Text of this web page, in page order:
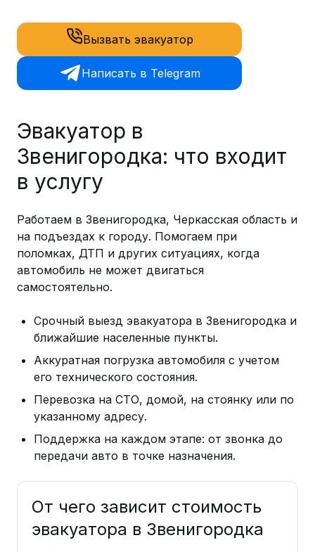
Вызвать эвакуатор
Написать в Telegram
Эвакуатор в
Звенигородка: что входит
в услугу
Работаем в Звенигородка, Черкасская область и
на подъездах к городу. Помогаем при
поломках, ДТП и других ситуациях, когда
автомобиль не может двигаться
самостоятельно.
Срочный выезд эвакуатора в Звенигородка и
ближайшие населенные пункты.
Аккуратная погрузка автомобиля с учетом
его технического состояния.
Перевозка на СТО, домой, на стоянку или по
указанному адресу.
Поддержка на каждом этапе: от звонка до
передачи авто в точке назначения.
От чего зависит стоимость
эвакуатора в Звенигородка